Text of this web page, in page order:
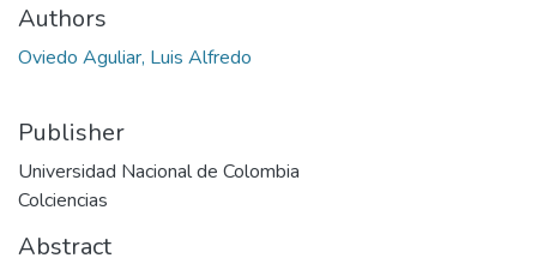
Authors
Oviedo Aguliar, Luis Alfredo
Publisher
Universidad Nacional de Colombia
Colciencias
Abstract